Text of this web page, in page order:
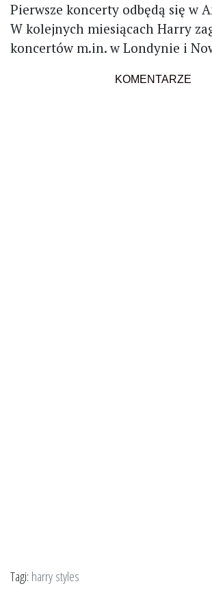
Pierwsze koncerty odbędą się w
W kolejnych miesiącach Harry
koncertów m.in. w Londynie i
KOMENTARZE
Tagi: harry styles